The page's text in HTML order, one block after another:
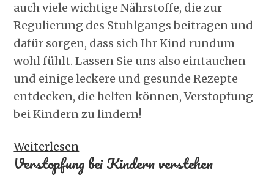
auch viele wichtige Nährstoffe, die zur
Regulierung des Stuhlgangs beitragen und
dafür sorgen, dass sich Ihr Kind rundum
wohl fühlt. Lassen Sie uns also eintauchen
und einige leckere und gesunde Rezepte
entdecken, die helfen können, Verstopfung
bei Kindern zu lindern!
Weiterlesen
10
Verstopfung bei Kindern verstehen